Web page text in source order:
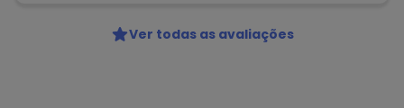
Ver todas as avaliações